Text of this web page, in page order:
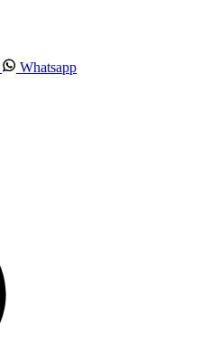
Whatsapp